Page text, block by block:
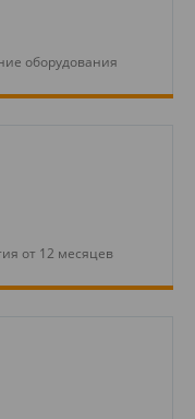
оборудования
от 12 месяцев